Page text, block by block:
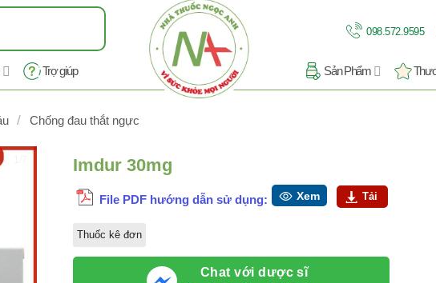
098.572.9595
Trợ giúp Sản Phẩm
/ Chống đau thắt ngực
Chat với dược sĩ
Imdur 30mg
File PDF hướng dẫn sử dụng: Xem Tải
Thuốc kê đơn